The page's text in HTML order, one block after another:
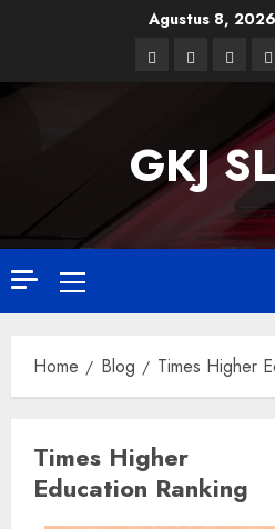
Agustus 8, 2026
Facebook
Twitter
GKJ
Primary
Menu
Home Blog Times Higher
Times Higher
Education Ranking